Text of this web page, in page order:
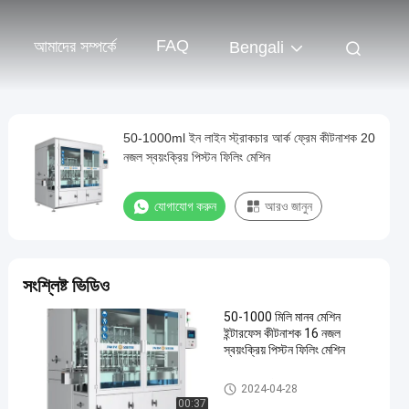
আমাদের সম্পর্কে FAQ Bengali
50-1000ml ইন লাইন স্ট্রাকচার আর্ক ফ্রেম কীটনাশক 20
নজল স্বয়ংক্রিয় পিস্টন ফিলিং মেশিন
যোগাযোগ করুন আরও জানুন
সংশ্লিষ্ট ভিডিও
00:37
50-1000 মিলি মানব মেশিন
ইন্টারফেস কীটনাশক 16 নজল
স্বয়ংক্রিয় পিস্টন ফিলিং মেশিন
কীটনাশক ভর্তি মেশিন
2024-04-28